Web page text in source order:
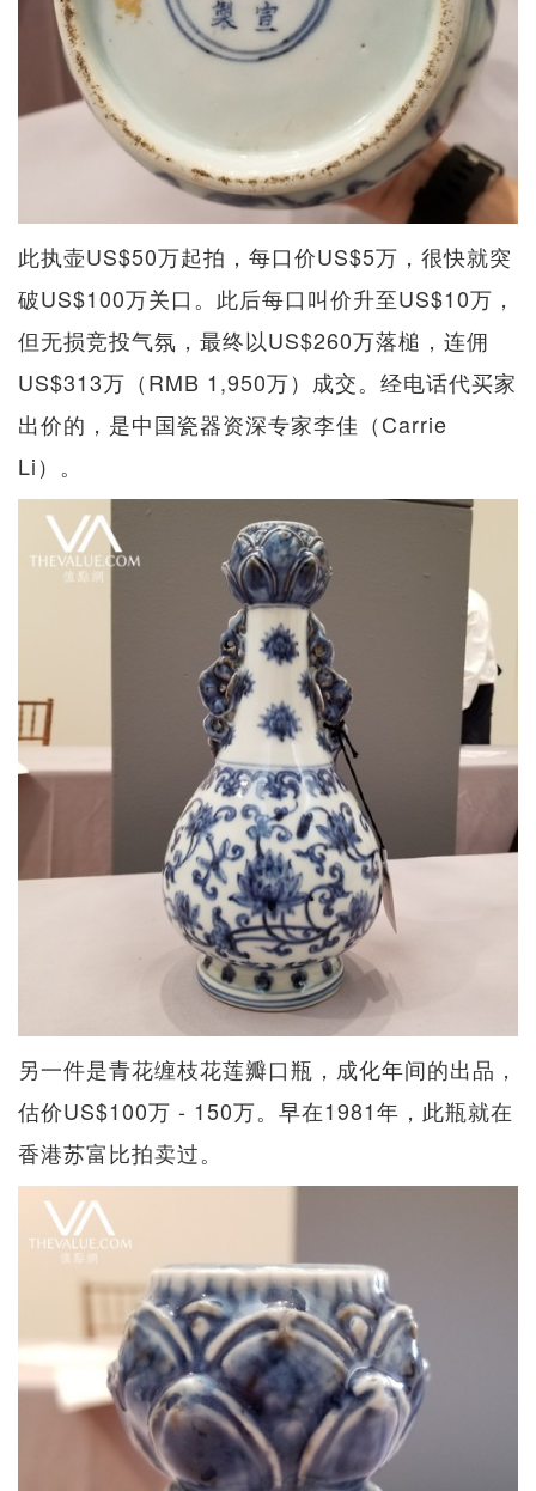
此执壶US$50万起拍，每口价US$5万，很快就突
破US$100万关口。此后每口叫价升至US$10万，
但无损竞投气氛，最终以US$260万落槌，连佣
US$313万（RMB 1,950万）成交。经电话代买家
出价的，是中国瓷器资深专家李佳（Carrie
Li）。
另一件是青花缠枝花莲瓣口瓶，成化年间的出品，
估价US$100万 - 150万。早在1981年，此瓶就在
香港苏富比拍卖过。